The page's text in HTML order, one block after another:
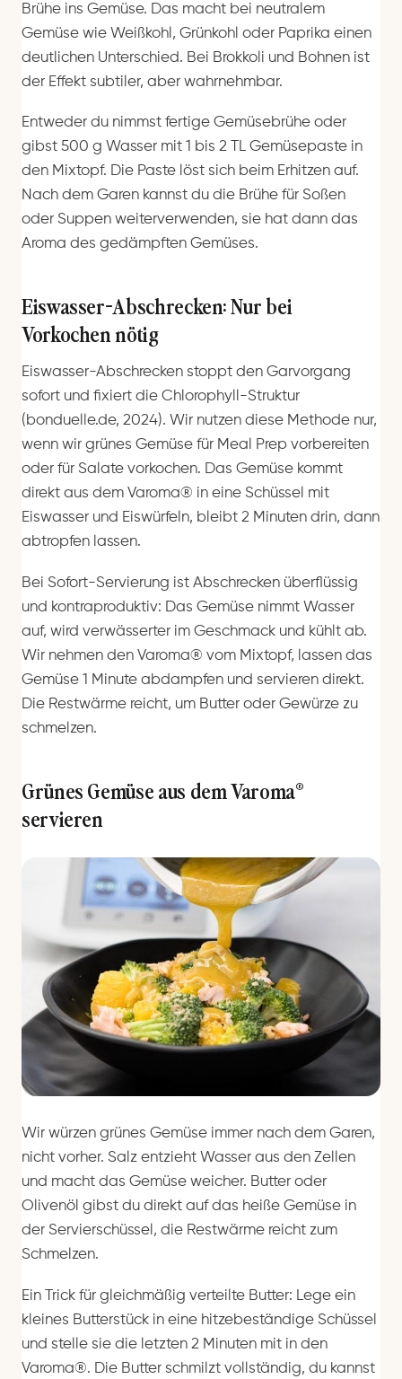
Brühe ins Gemüse. Das macht bei neutralem
Gemüse wie Weißkohl, Grünkohl oder Paprika einen
deutlichen Unterschied. Bei Brokkoli und Bohnen ist
der Effekt subtiler, aber wahrnehmbar.
Entweder du nimmst fertige Gemüsebrühe oder
gibst 500 g Wasser mit 1 bis 2 TL Gemüsepaste in
den Mixtopf. Die Paste löst sich beim Erhitzen auf.
Nach dem Garen kannst du die Brühe für Soßen
oder Suppen weiterverwenden, sie hat dann das
Aroma des gedämpften Gemüses.
Eiswasser-Abschrecken: Nur bei
Vorkochen nötig
Eiswasser-Abschrecken stoppt den Garvorgang
sofort und fixiert die Chlorophyll-Struktur
(bonduelle.de, 2024). Wir nutzen diese Methode nur,
wenn wir grünes Gemüse für Meal Prep vorbereiten
oder für Salate vorkochen. Das Gemüse kommt
direkt aus dem Varoma® in eine Schüssel mit
Eiswasser und Eiswürfeln, bleibt 2 Minuten drin, dann
abtropfen lassen.
Bei Sofort-Servierung ist Abschrecken überflüssig
und kontraproduktiv: Das Gemüse nimmt Wasser
auf, wird verwässerter im Geschmack und kühlt ab.
Wir nehmen den Varoma® vom Mixtopf, lassen das
Gemüse 1 Minute abdampfen und servieren direkt.
Die Restwärme reicht, um Butter oder Gewürze zu
schmelzen.
Grünes Gemüse aus dem Varoma®
servieren
Wir würzen grünes Gemüse immer nach dem Garen,
nicht vorher. Salz entzieht Wasser aus den Zellen
und macht das Gemüse weicher. Butter oder
Olivenöl gibst du direkt auf das heiße Gemüse in
der Servierschüssel, die Restwärme reicht zum
Schmelzen.
Ein Trick für gleichmäßig verteilte Butter: Lege ein
kleines Butterstück in eine hitzebeständige Schüssel
und stelle sie die letzten 2 Minuten mit in den
Varoma®. Die Butter schmilzt vollständig, du kannst